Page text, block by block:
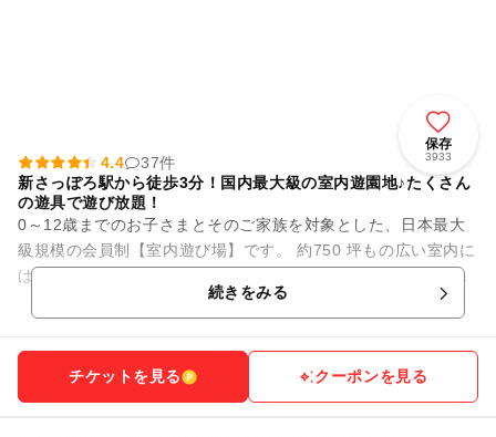
保存
3933
4.4
37件
新さっぽろ駅から徒歩3分！国内最大級の室内遊園地♪たくさん
の遊具で遊び放題！
0～12歳までのお子さまとそのご家族を対象とした、日本最大
級規模の会員制【室内遊び場】です。 約750 坪もの広い室内に
は、大人も一緒に遊べる滑り台などのふわふわ遊具や、さまざ
続きをみる
チケットを見る クーポンを見る